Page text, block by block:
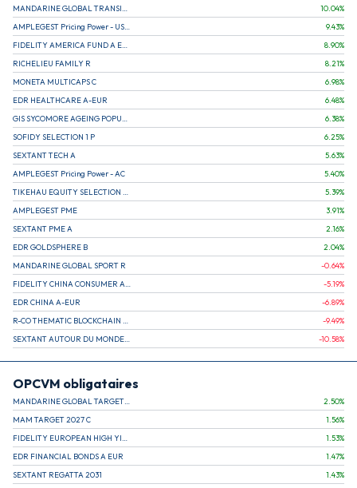
10.04%
9.43%
8.90%
RICHELIEU FAMILY R
8.21%
MONETA MULTICAPS C
6.98%
EDR HEALTHCARE A-EUR
6.48%
6.38%
SOFIDY SELECTION 1 P
6.25%
SEXTANT TECH A
5.63%
AMPLEGEST Pricing Power - AC
5.40%
5.39%
AMPLEGEST PME
3.91%
SEXTANT PME A
2.16%
EDR GOLDSPHERE B
2.04%
MANDARINE GLOBAL SPORT R
-0.64%
-5.19%
EDR CHINA A-EUR
-6.89%
-9.49%
-10.58%
OPCVM obligataires
2.50%
MAM TARGET 2027 C
1.56%
1.53%
EDR FINANCIAL BONDS A EUR
1.47%
SEXTANT REGATTA 2031
1.43%